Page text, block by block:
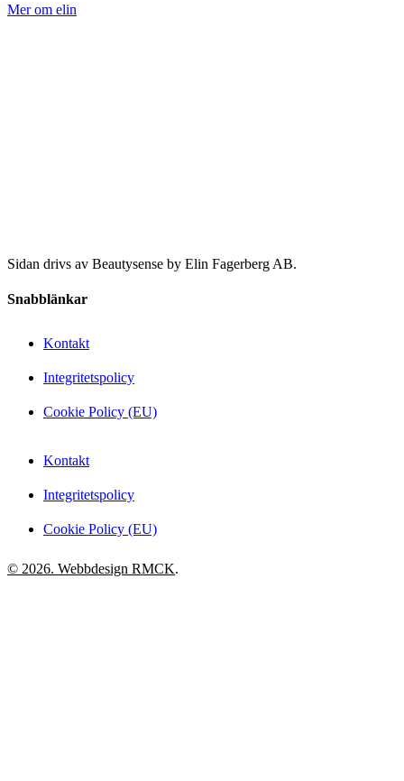
Mer om elin
Sidan drivs av Beautysense by Elin Fagerberg AB.
Snabblänkar
Kontakt
Integritetspolicy
Cookie Policy (EU)
Kontakt
Integritetspolicy
Cookie Policy (EU)
© 2026. Webbdesign RMCK.